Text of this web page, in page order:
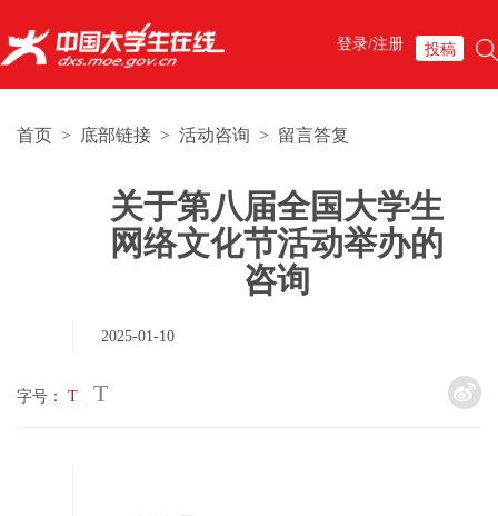
登录/注册 投稿
首页 > 底部链接 > 活动咨询 > 留言答复
关于第八届全国大学生
网络文化节活动举办的
咨询
2025-01-10
字号： T T